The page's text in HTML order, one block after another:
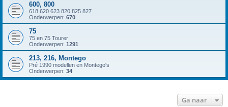
600, 800
618 620 623 820 825 827
Onderwerpen: 670
75
75 en 75 Tourer
Onderwerpen: 1291
213, 216, Montego
Pré 1990 modellen en Montego's
Onderwerpen: 34
Ga naar